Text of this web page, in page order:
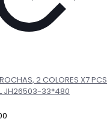
2 COLORES X7 PCS
JH26503-33*480